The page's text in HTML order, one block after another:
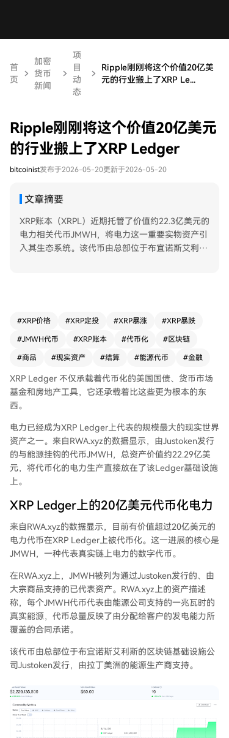
首
页
加密
货币
新闻
项
目
动
态
Ripple刚刚将这个价值20亿美
元的行业搬上了XRP Le...
Ripple刚刚将这个价值20亿美元
的行业搬上了XRP Ledger
bitcoinist发布于2026-05-20更新于2026-05-20
文章摘要
XRP账本（XRPL）近期托管了价值约22.3亿美元的
电力相关代币JMWH，将电力这一重要实物资产引
入其生态系统。该代币由总部位于布宜诺斯艾利斯
用后，对应代币即被销毁，永久退出流通。目前该
的资产类别从常见的跨境支付、稳定币、国债代币
化等扩展到了能源商品领域。分析指出，这种大规
易需求，因为每个新账户都需要持有XRP作为储备
金，从而可能增加对XRP的锁定需求。 目前，XRP
账本上的代币化资产总价值已达到35.7亿美元，过
去30天增长了71.47%，显示出其实物资产（RW
A）市场正在快速扩张。
#XRP价格 #XRP定投 #XRP暴涨 #XRP暴跌
#JMWH代币 #XRP账本 #代币化 #区块链
#商品 #现实资产 #结算 #能源代币 #金融
XRP Ledger 不仅承载着代币化的美国国债、货币市场
基金和房地产工具，它还承载着比这些更为根本的东
西。
电力已经成为XRP Ledger上代表的规模最大的现实世界
资产之一。来自RWA.xyz的数据显示，由Justoken发行
的与能源挂钩的代币JMWH，总资产价值约22.29亿美
元，将代币化的电力生产直接放在了该Ledger基础设施
上。
XRP Ledger上的20亿美元代币化电力
来自RWA.xyz的数据显示，目前有价值超过20亿美元的
电力代币在XRP Ledger上被代币化。这一进展的核心是
JMWH，一种代表真实链上电力的数字代币。
在RWA.xyz上，JMWH被列为通过Justoken发行的、由
大宗商品支持的已代表资产。RWA.xyz上的资产描述
称，每个JMWH代币代表由能源公司支持的一兆瓦时的
真实能源，代币总量反映了由分配给客户的发电能力所
覆盖的合同承诺。
该代币由总部位于布宜诺斯艾利斯的区块链基础设施公
司Justoken发行，由拉丁美洲的能源生产商支持。